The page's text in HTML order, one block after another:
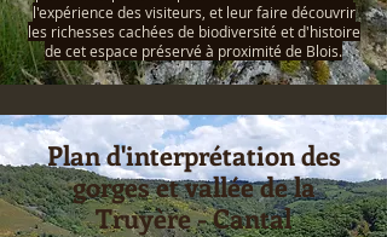
l'expérience des visiteurs, et leur faire découvrir
les richesses cachées de biodiversité et d'histoire
de cet espace préservé à proximité de Blois.
Plan d'interprétation des
gorges et vallée de la
Truyère - Cantal